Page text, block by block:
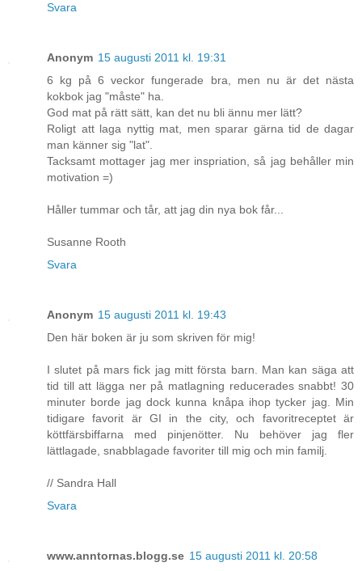
Svara
Anonym 15 augusti 2011 kl. 19:31
6 kg på 6 veckor fungerade bra, men nu är det nästa
kokbok jag "måste" ha.
God mat på rätt sätt, kan det nu bli ännu mer lätt?
Roligt att laga nyttig mat, men sparar gärna tid de dagar
man känner sig "lat".
Tacksamt mottager jag mer inspriation, så jag behåller min
motivation =)
Håller tummar och tår, att jag din nya bok får...
Susanne Rooth
Svara
Anonym 15 augusti 2011 kl. 19:43
Den här boken är ju som skriven för mig!
I slutet på mars fick jag mitt första barn. Man kan säga att
tid till att lägga ner på matlagning reducerades snabbt! 30
minuter borde jag dock kunna knåpa ihop tycker jag. Min
tidigare favorit är GI in the city, och favoritreceptet är
köttfärsbiffarna med pinjenötter. Nu behöver jag fler
lättlagade, snabblagade favoriter till mig och min familj.
// Sandra Hall
Svara
www.anntornas.blogg.se 15 augusti 2011 kl. 20:58